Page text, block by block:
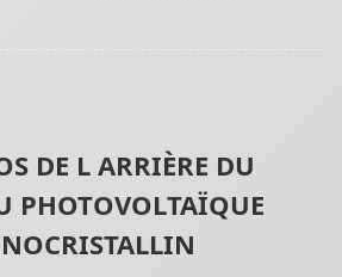
DE L ARRIÈRE DU
PHOTOVOLTAÏQUE